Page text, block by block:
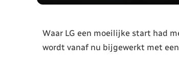
Waar LG een moeilijke start had
wordt vanaf nu bijgewerkt met